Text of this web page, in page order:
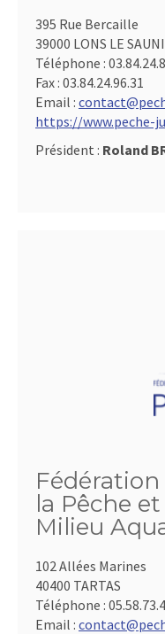
395 Rue Bercaille
39000 LONS LE
Téléphone :
Fax : 03.84.24.96.31
Email :
https://www.peche-
Président : Roland
la Pêche
Milieu
102 Allées Marines
40400 TARTAS
Téléphone :
Email :